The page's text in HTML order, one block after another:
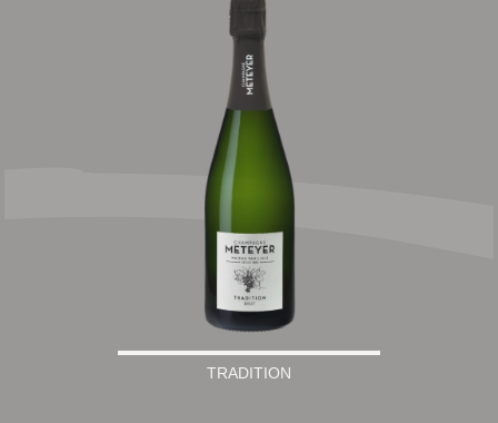
TRADITION